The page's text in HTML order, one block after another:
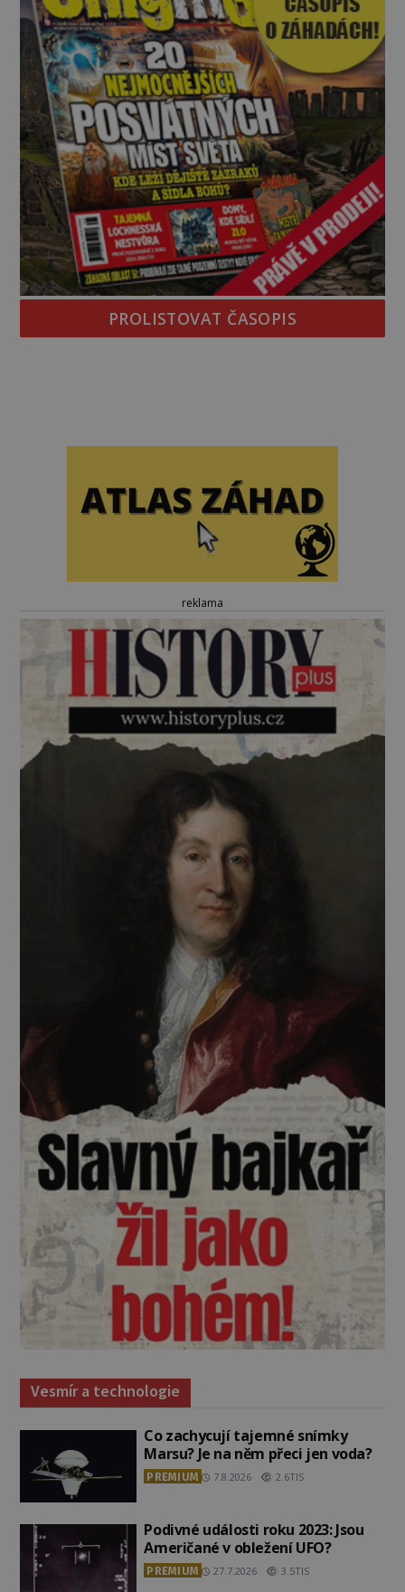
PROLISTOVAT ČASOPIS
reklama
Vesmír a technologie
Co zachycují tajemné snímky
Marsu? Je na něm přeci jen voda?
PREMIUM 7.8.2026 2.6TIS
Podivné události roku 2023: Jsou
Američané v obležení UFO?
PREMIUM 27.7.2026 3.5TIS